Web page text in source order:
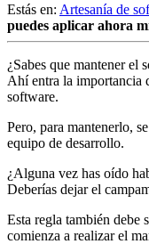
Estás en: Artesanía de
puedes aplicar ahora
¿Sabes que mantener el
Ahí entra la importancia
software.
Pero, para mantenerlo,
equipo de desarrollo.
¿Alguna vez has oído
Deberías dejar el
Esta regla también debe
comienza a realizar el